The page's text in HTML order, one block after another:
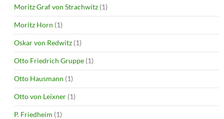
Moritz Graf von Strachwitz (1)
Moritz Horn (1)
Oskar von Redwitz (1)
Otto Friedrich Gruppe (1)
Otto Hausmann (1)
Otto von Leixner (1)
P. Friedheim (1)